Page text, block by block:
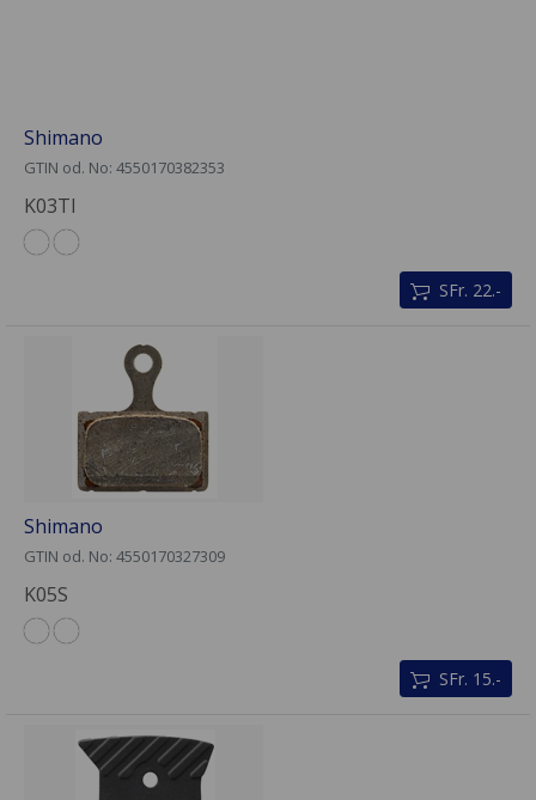
Shimano
GTIN od. No: 4550170382353
K03TI
SFr. 22.-
Shimano
GTIN od. No: 4550170327309
K05S
SFr. 15.-